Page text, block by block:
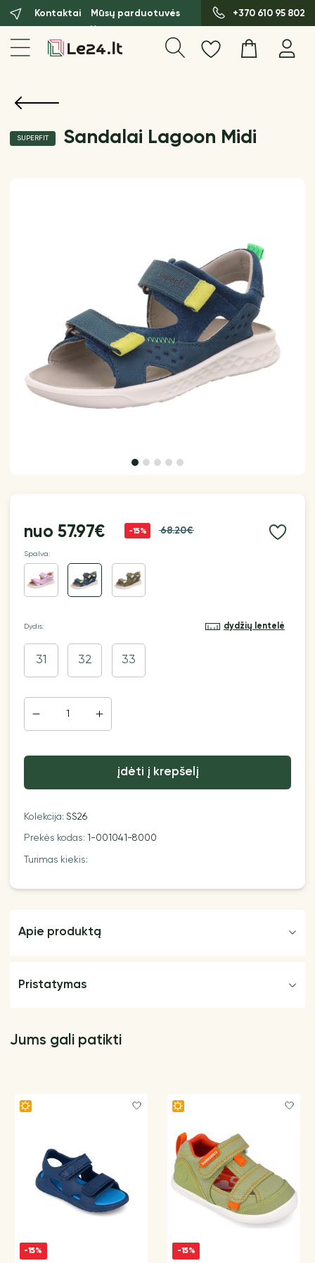
Kontaktai Mūsų parduotuvės +370 610 95 802
SUPERFIT Sandalai Lagoon Midi
nuo57.97€ -15% 68.20€
Spalva:
Dydis: dydžių lentelė
31 32 33
įdėti į krepšelį
Kolekcija:SS26
Prekės kodas:1-001041-8000
Turimas kiekis:
Apie produktą
Pristatymas
Jums gali patikti
-15% -15%